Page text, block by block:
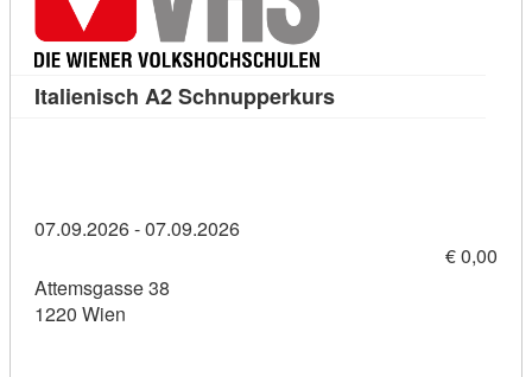
Italienisch A2 SchnupperkursKursdetail:
07.09.2026 - 07.09.2026
€ 0,00
Attemsgasse 38
1220 Wien